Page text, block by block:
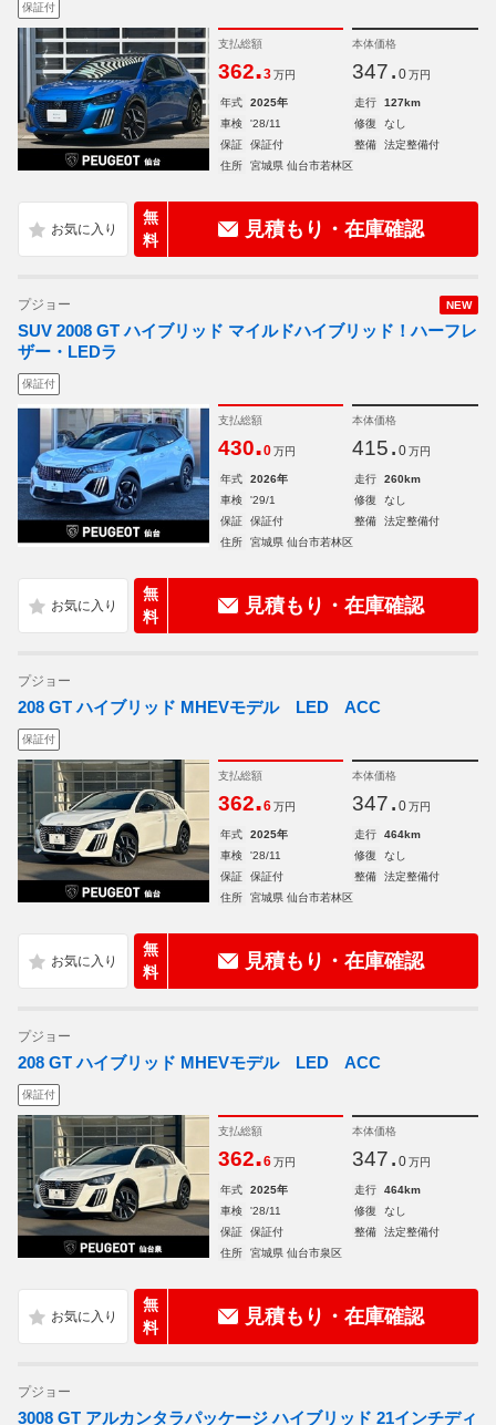
保証付
支払総額
362.3 万円
本体価格
347. 0 万円
年式 2025年 走行
127km
車検
'28/11 修復
なし
保証
保証付 整備
法定整備付
住所
宮城県 仙台市若林区
無
料
見積もり・在庫確認
NEW
プジョー
SUV 2008 GT ハイブリッド マイルドハイブリッド！ハーフレ
ザー・LEDラ
保証付
支払総額
430.0 万円
本体価格
415. 0 万円
年式 2026年 走行
260km
車検
'29/1 修復
なし
保証
保証付 整備
法定整備付
住所
宮城県 仙台市若林区
無
料
見積もり・在庫確認
プジョー
208 GT ハイブリッド MHEVモデル LED ACC
保証付
支払総額
362.6 万円
本体価格
347. 0 万円
年式 2025年 走行
464km
車検
'28/11 修復
なし
保証
保証付 整備
法定整備付
住所
宮城県 仙台市若林区
無
料
見積もり・在庫確認
プジョー
208 GT ハイブリッド MHEVモデル LED ACC
保証付
支払総額
362.6 万円
本体価格
347. 0 万円
年式 2025年 走行
464km
車検
'28/11 修復
なし
保証
保証付 整備
法定整備付
住所
宮城県 仙台市泉区
無
料
見積もり・在庫確認
プジョー
3008 GT アルカンタラパッケージ ハイブリッド 21インチディ